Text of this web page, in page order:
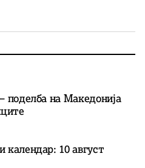
и развој на
раст. Стојаноски
[…]
поделба на Македонија
10 август